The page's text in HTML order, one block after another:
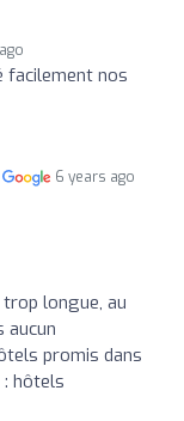
facilement nos
6 years ago
longue, au
aucun
promis dans
: hôtels